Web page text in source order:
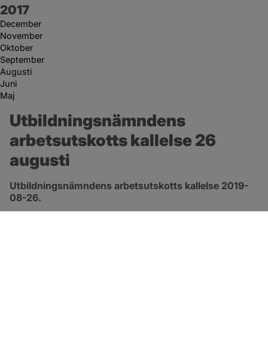
År:
2017
December
November
Oktober
September
Augusti
Juni
Maj
Utbildningsnämndens
arbetsutskotts kallelse 26
augusti
Utbildningsnämndens arbetsutskotts kallelse 2019-
08-26.